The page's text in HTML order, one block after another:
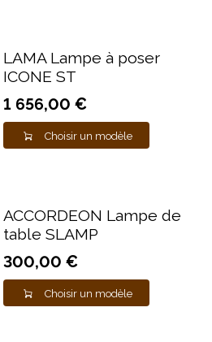
LAMA Lampe à poser
ICONE ST
1 656,00 €
Choisir un modèle
ACCORDEON Lampe de
table SLAMP
300,00 €
Choisir un modèle